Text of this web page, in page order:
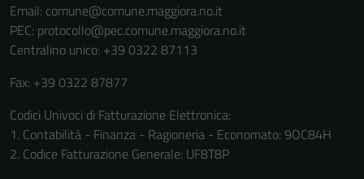
Email: comune@comune.maggiora.no.it
PEC: protocollo@pec.comune.maggiora.no.it
Centralino unico: +39 0322 87113
Fax: +39 0322 87877
Codici Univoci di Fatturazione Elettronica:
1. Contabilità - Finanza - Ragioneria - Economato: 9OC84H
2. Codice Fatturazione Generale: UF8T8P